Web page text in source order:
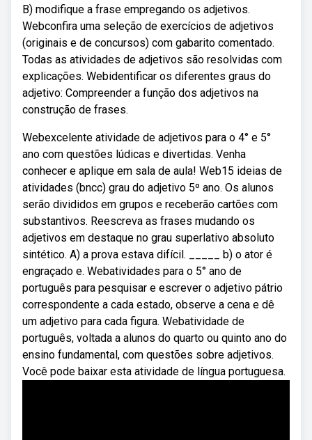
B) modifique a frase empregando os adjetivos.
Webconfira uma seleção de exercícios de adjetivos
(originais e de concursos) com gabarito comentado.
Todas as atividades de adjetivos são resolvidas com
explicações. Webidentificar os diferentes graus do
adjetivo: Compreender a função dos adjetivos na
construção de frases.
Webexcelente atividade de adjetivos para o 4° e 5°
ano com questões lúdicas e divertidas. Venha
conhecer e aplique em sala de aula! Web15 ideias de
atividades (bncc) grau do adjetivo 5º ano. Os alunos
serão divididos em grupos e receberão cartões com
substantivos. Reescreva as frases mudando os
adjetivos em destaque no grau superlativo absoluto
sintético. A) a prova estava difícil. _____ b) o ator é
engraçado e. Webatividades para o 5° ano de
português para pesquisar e escrever o adjetivo pátrio
correspondente a cada estado, observe a cena e dê
um adjetivo para cada figura. Webatividade de
português, voltada a alunos do quarto ou quinto ano do
ensino fundamental, com questões sobre adjetivos.
Você pode baixar esta atividade de língua portuguesa.